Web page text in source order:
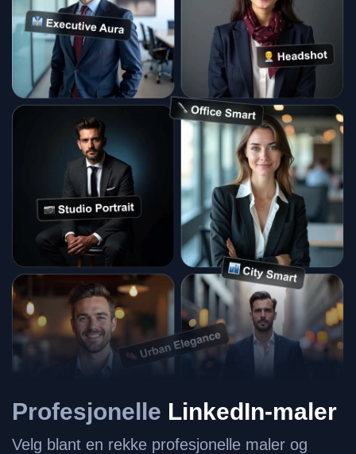
Profesjonelle LinkedIn-maler
Velg blant en rekke profesjonelle maler og